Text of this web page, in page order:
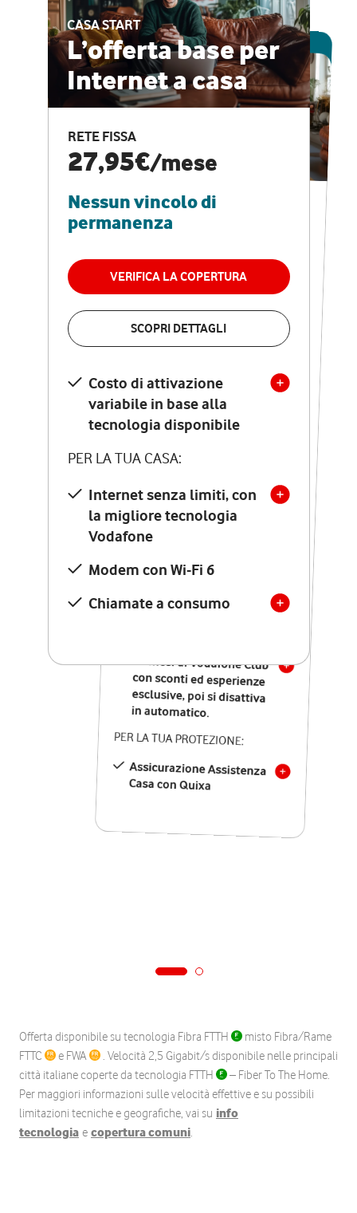
CASA START
L’offerta base per
Internet a casa
RETE FISSA
27,95€/mese
Nessun vincolo di
permanenza
VERIFICA LA COPERTURA
SCOPRI DETTAGLI
Costo di attivazione
variabile in base alla
tecnologia disponibile
PER LA TUA CASA:
Internet senza limiti, con
la migliore tecnologia
Vodafone
Modem con Wi-Fi 6
Chiamate a consumo
ESCLUSIVA ONLINE
CASA PRO
Internet veloce e
vantaggi speciali
RETE FISSA + VODAFONE CLUB
29,95€
permanenza
VERIFICA LA COPERTURA
Costo di attivazione
variabile in base alla
tecnologia disponibile
PER LA TUA CASA:
Internet senza limiti, con
la migliore tecnologia
Vodafone
Modem Seven con Wi-Fi 7
Chiamate illimitate verso
numeri fissi e mobili
nazionali
12 mesi di Vodafone Club
con sconti ed esperienze
esclusive, poi si disattiva
in automatico.
PER LA TUA PROTEZIONE:
Assicurazione Assistenza
Casa con Quixa
Offerta disponibile su tecnologia Fibra FTTH
misto Fibra/Rame
FTTC
e FWA
. Velocità 2,5 Gigabit/s disponibile nelle principali
città italiane coperte da tecnologia FTTH
– Fiber To The Home.
Per maggiori informazioni sulle velocità effettive e su possibili
limitazioni tecniche e geografiche, vai su info
tecnologia e copertura comuni.